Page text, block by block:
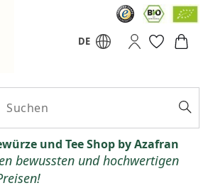
DE
und Tee Shop by Azafran
bewussten und hochwertigen